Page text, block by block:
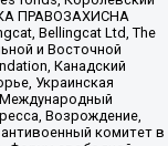
ПРАВОЗАХИСНА
Bellingcat Ltd, The
и Восточной
Канадский
Украинская
Возрождение,
комитет в